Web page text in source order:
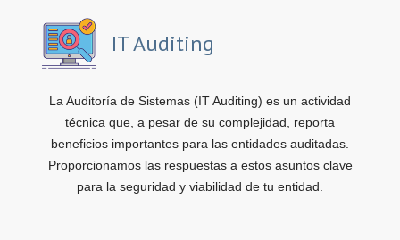
IT Auditing
La Auditoría de Sistemas (IT Auditing) es un actividad
técnica que, a pesar de su complejidad, reporta
beneficios importantes para las entidades auditadas.
Proporcionamos las respuestas a estos asuntos clave
para la seguridad y viabilidad de tu entidad.